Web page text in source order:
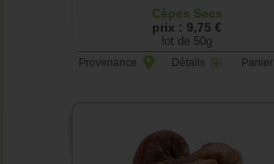
Cèpes Secs
prix : 9,75 €
lot de 50g
Provenance Détails Panier